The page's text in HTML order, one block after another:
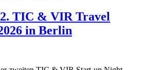
TIC & VIR Travel
in Berlin